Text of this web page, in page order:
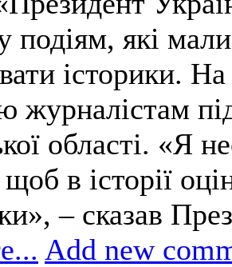
які мали
історики.
журналістам
області. «Я
в історії
– сказав
Add new